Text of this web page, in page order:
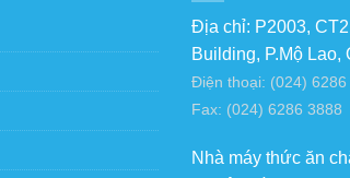
Địa chỉ: P2003,
Building, P.Mộ
Điện thoại: (024) 6286
Fax: (024) 6286 3888
Nhà máy thức ăn